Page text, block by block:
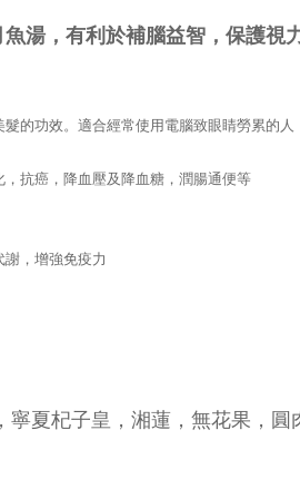
湯，有利於補腦益智，保護視
的功效。適合經常使用電腦致眼睛勞累的
抗癌，降血壓及降血糖，潤腸通便等
，增強免疫力
寧夏杞子皇，湘蓮 ，無花果，